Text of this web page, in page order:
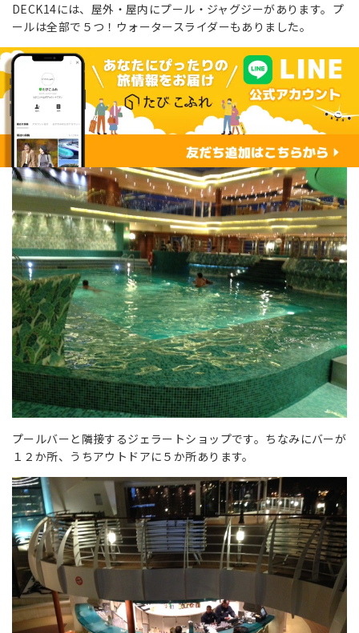
DECK14には、屋外・屋内にプール・ジャグジーがあります。プ
ールは全部で５つ！ウォータースライダーもありました。
プールバーと隣接するジェラートショップです。ちなみにバーが
１２か所、うちアウトドアに５か所あります。